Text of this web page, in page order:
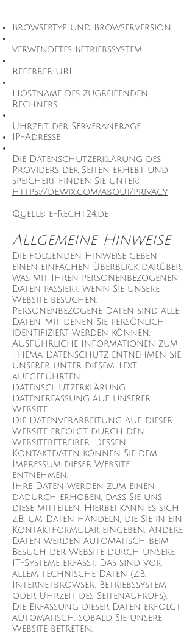
Browsertyp und Browserversion
verwendetes Betriebssystem
Referrer URL
Hostname des zugreifenden
Rechners
Uhrzeit der Serveranfrage
IP-Adresse
Die Datenschutzerklärung des
Providers der Seiten erhebt und
speichert finden Sie unter:
https://de.wix.com/about/privacy
Quelle: e-Recht24.de
Allgemeine Hinweise
Die folgenden Hinweise geben
einen einfachen Überblick darüber,
was mit Ihren personenbezogenen
Daten passiert, wenn Sie unsere
Website besuchen.
Personenbezogene Daten sind alle
Daten, mit denen Sie persönlich
identifiziert werden können.
Ausführliche Informationen zum
Thema Datenschutz entnehmen Sie
unserer unter diesem Text
aufgeführten
Datenschutzerklärung.
Datenerfassung auf unserer
Website
Die Datenverarbeitung auf dieser
Website erfolgt durch den
Websitebetreiber. Dessen
Kontaktdaten können Sie dem
Impressum dieser Website
entnehmen.
Ihre Daten werden zum einen
dadurch erhoben, dass Sie uns
diese mitteilen. Hierbei kann es sich
z.B. um Daten handeln, die Sie in ein
Kontaktformular eingeben. Andere
Daten werden automatisch beim
Besuch der Website durch unsere
IT-Systeme erfasst. Das sind vor
allem technische Daten (z.B.
Internetbrowser, Betriebssystem
oder Uhrzeit des Seitenaufrufs).
Die Erfassung dieser Daten erfolgt
automatisch, sobald Sie unsere
Website betreten.